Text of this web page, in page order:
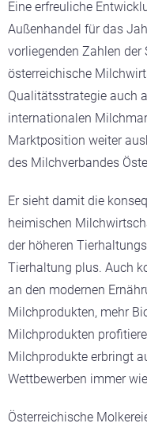
Eine erfreuliche
Außenhandel für das
vorliegenden Zahlen der
österreichische
Qualitätsstrategie auch
internationalen
Marktposition weiter
des Milchverbandes
Er sieht damit die
heimischen
der höheren
Tierhaltung plus. Auch
an den modernen
Milchprodukten, mehr
Milchprodukten
Milchprodukte erbringt
Wettbewerben immer
Österreichische